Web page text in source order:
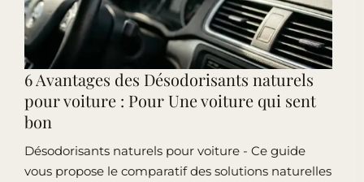
6 Avantages des Désodorisants naturels
pour voiture : Pour Une voiture qui sent
bon
Désodorisants naturels pour voiture - Ce guide
vous propose le comparatif des solutions naturelles